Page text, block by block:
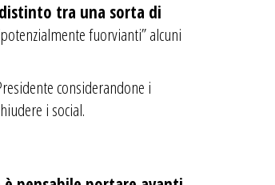
tra una sorta di
fuorvianti” alcuni
considerandone i
i social.